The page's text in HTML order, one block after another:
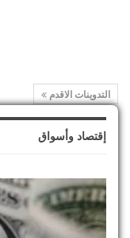
التدوينات الاقدم
إقتصاد وأسواق